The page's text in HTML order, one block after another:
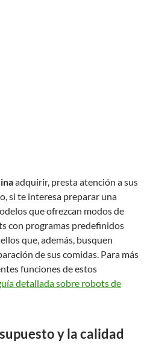
adquirir, presta atención a sus
si te interesa preparar una
que ofrezcan modos de
con programas predefinidos
que, además, busquen
de sus comidas. Para más
funciones de estos
detallada sobre robots de
y la calidad